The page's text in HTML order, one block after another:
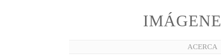
ACERCA